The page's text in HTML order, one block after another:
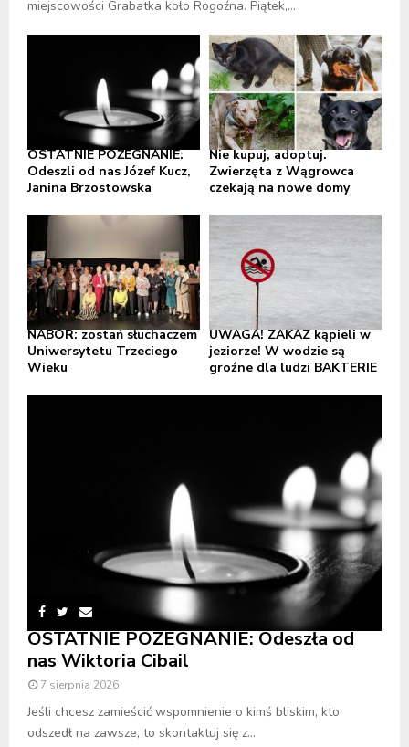
miejscowości Grabatka koło Rogoźna. Piątek,...
OSTATNIE POŻEGNANIE:
Odeszli od nas Józef Kucz,
Janina Brzostowska
Nie kupuj, adoptuj.
Zwierzęta z Wągrowca
czekają na nowe domy
NABÓR: zostań słuchaczem
Uniwersytetu Trzeciego
Wieku
UWAGA! ZAKAZ kąpieli w
jeziorze! W wodzie są
groźne dla ludzi BAKTERIE
OSTATNIE POŻEGNANIE: Odeszła od
nas Wiktoria Cibail
7 sierpnia 2026
Jeśli chcesz zamieścić wspomnienie o kimś bliskim, kto
odszedł na zawsze, to skontaktuj się z...